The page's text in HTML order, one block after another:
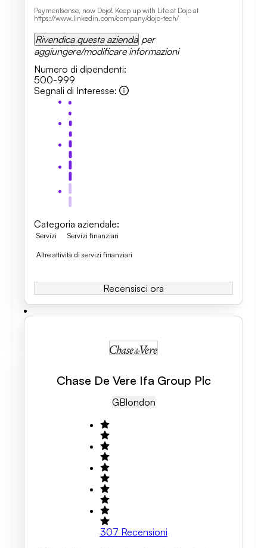
Paymentsense, now Dojo! Keep up with Life at Dojo at
https://www.linkedin.com/company/dojo-tech/
Rivendica questa azienda per
aggiungere/modificare informazioni
Numero di dipendenti:
500-999
Segnali di Interesse:
Categoria aziendale:
Servizi Servizi finanziari
Altre attività di servizi finanziari
Recensisci ora
Chase De Vere Ifa Group Plc
GBLondon
307 Recensioni